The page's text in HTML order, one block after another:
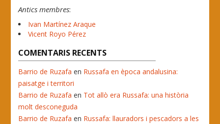
Antics membres:
Ivan Martínez Araque
Vicent Royo Pérez
COMENTARIS RECENTS
Barrio de Ruzafa en Russafa en època andalusina:
paisatge i territori
Barrio de Ruzafa en Tot allò era Russafa: una història
molt desconeguda
Barrio de Ruzafa en Russafa: llauradors i pescadors a les